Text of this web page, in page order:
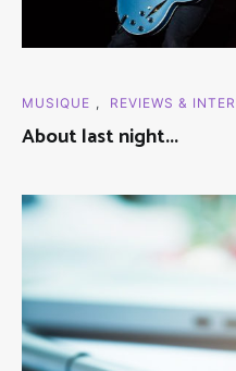
MUSIQUE , REVIEWS &
About last night...